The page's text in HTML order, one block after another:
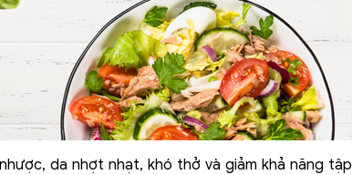
da nhợt nhạt, khó thở và giảm khả năng